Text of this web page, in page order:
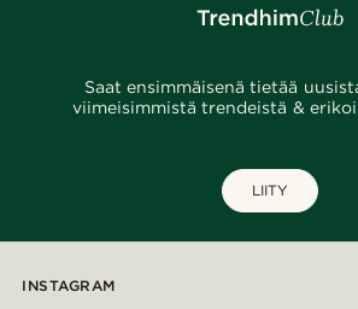
Saat ensimmäisenä tietää
viimeisimmistä trendeistä &
LIITY
INSTAGRAM